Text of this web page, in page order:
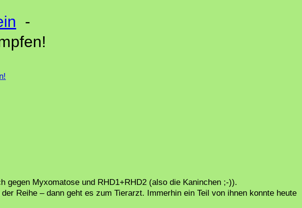
-
gegen Myxomatose und RHD1+RHD2 (also die Kaninchen ;-)).
Reihe – dann geht es zum Tierarzt. Immerhin ein Teil von ihnen konnte heute